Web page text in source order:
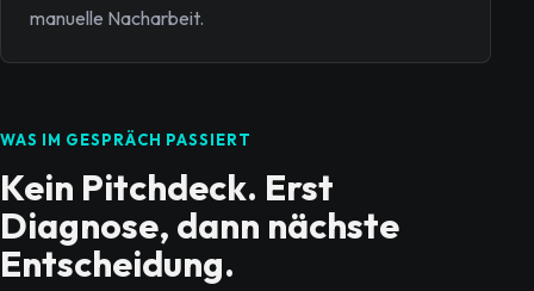
manuelle Nacharbeit.
WAS IM GESPRÄCH PASSIERT
Kein Pitchdeck. Erst
Diagnose, dann nächste
Entscheidung.